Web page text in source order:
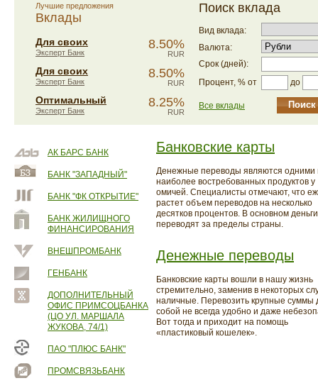
Лучшие предложения
Вклады
Для своих
Эксперт Банк
8.50%
RUR
Для своих
Эксперт Банк
8.50%
RUR
Оптимальный
Эксперт Банк
8.25%
RUR
Поиск вклада
Вид вклада:
Валюта:
Срок (дней):
Процент, % от
до
Все вклады
АК БАРС БАНК
БАНК "ЗАПАДНЫЙ"
БАНК "ФК ОТКРЫТИЕ"
БАНК ЖИЛИЩНОГО
ФИНАНСИРОВАНИЯ
ВНЕШПРОМБАНК
ГЕНБАНК
ДОПОЛНИТЕЛЬНЫЙ
ОФИС ПРИМСОЦБАНКА
(ЦО УЛ. МАРШАЛА
ЖУКОВА, 74/1)
ПАО "ПЛЮС БАНК"
ПРОМСВЯЗЬБАНК
Банковские карты
Денежные переводы являются одними
наиболее востребованных продуктов у
омичей. Специалисты отмечают, что
растет объем переводов на несколько
десятков процентов. В основном деньги
переводят за пределы страны.
Денежные переводы
Банковские карты вошли в нашу жизнь
стремительно, заменив в некоторых
наличные. Перевозить крупные суммы
собой не всегда удобно и даже
Вот тогда и приходит на помощь
«пластиковый кошелек».